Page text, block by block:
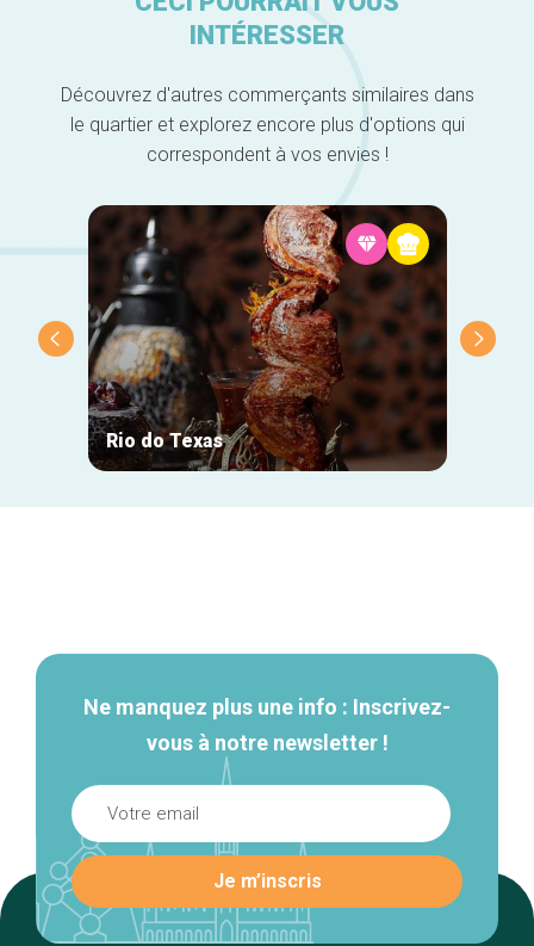
INTÉRESSER
Découvrez d'autres commerçants similaires dans
le quartier et explorez encore plus d'options qui
correspondent à vos envies !
Rio do Texas
Ne manquez plus une info : Inscrivez-
vous à notre newsletter !